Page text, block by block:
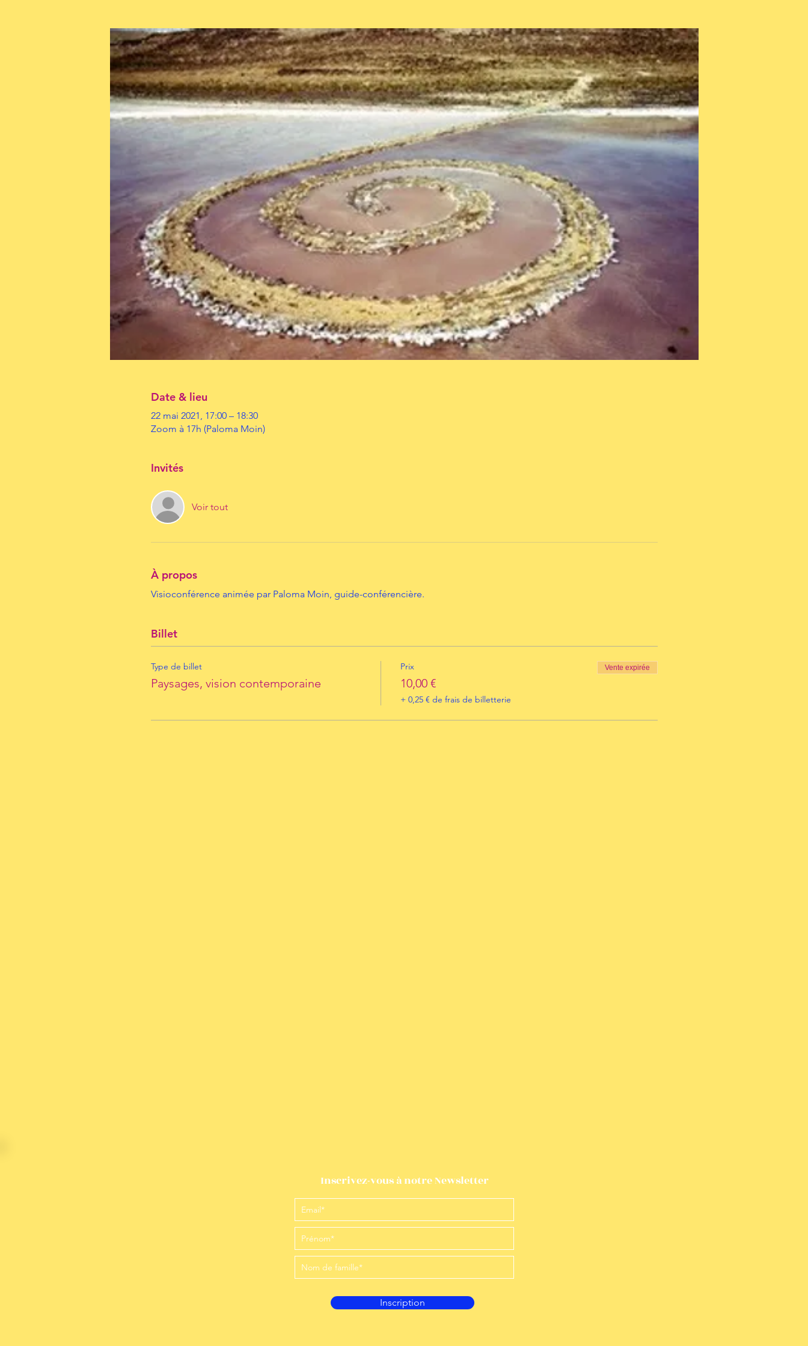
Date & lieu
22 mai 2021, 17:00 – 18:30
Zoom à 17h (Paloma Moin)
Invités
Voir tout
À propos
Visioconférence animée par Paloma Moin, guide-conférencière.
Billet
Type de billet
Paysages, vision contemporaine
Prix
10,00 €
+ 0,25 € de frais de billetterie
Vente expirée
Inscrivez-vous à notre Newsletter
Inscription